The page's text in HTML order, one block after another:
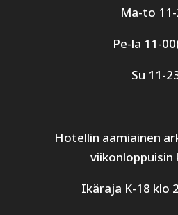
Ma-to
Pe-la 11-
Su 11-
Hotellin aamiainen
viikonloppuisin
Ikäraja K-18 klo